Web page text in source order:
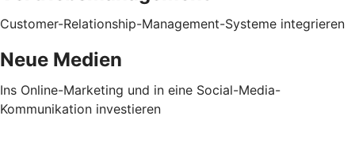
Customer-Relationship-Management-Systeme integrieren
Neue Medien
Ins Online-Marketing und in eine Social-Media-
Kommunikation investieren